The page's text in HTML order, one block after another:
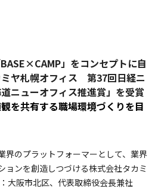
BASE×CAMP」をコンセプトに自
ヤ札幌オフィス 第37回日経ニ
ニューオフィス推進賞」を受賞
を共有する職場環境づくりを目
界のプラットフォーマーとして、業界
ョンを創造しつづける株式会社タカミ
大阪市北区、代表取締役会長兼社